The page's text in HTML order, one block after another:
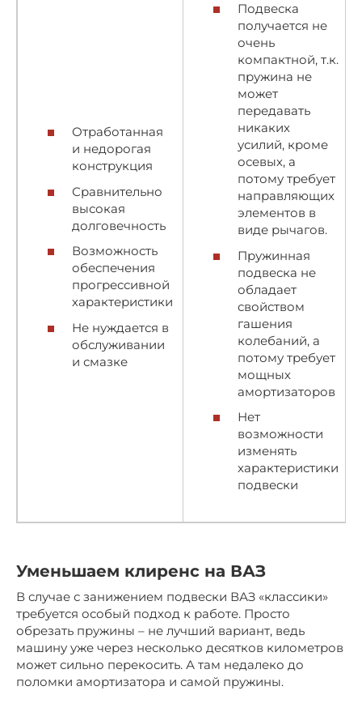
Отработанная
и недорогая
конструкция
Сравнительно
высокая
долговечность
Возможность
обеспечения
прогрессивной
характеристики
Не нуждается в
обслуживании
и смазке
Подвеска
получается не
очень
компактной, т.к.
пружина не
может
передавать
никаких
усилий, кроме
осевых, а
потому требует
направляющих
элементов в
виде рычагов.
Пружинная
подвеска не
обладает
свойством
гашения
колебаний, а
потому требует
мощных
амортизаторов
Нет
возможности
изменять
характеристики
подвески
Уменьшаем клиренс на ВАЗ
В случае с занижением подвески ВАЗ «классики»
требуется особый подход к работе. Просто
обрезать пружины – не лучший вариант, ведь
машину уже через несколько десятков километров
может сильно перекосить. А там недалеко до
поломки амортизатора и самой пружины.